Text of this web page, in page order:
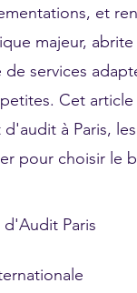
et
majeur,
services
Cet
à Paris,
pour choisir le
Paris